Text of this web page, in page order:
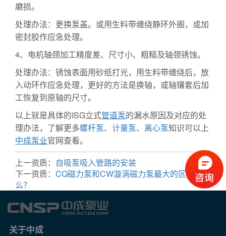
磨损。
处理办法：更换泵盖。或用生料带缠绕静环外圈，或加
密封胶作应急处理。
4、电机轴颈加工精度差、尺寸小、粗糙及轴颈锈蚀。
处理办法：锈蚀表面用砂纸打光，用生料带缠绕后，放
入动环作应急处理，更好的方法是换轴，或轴镶套后加
工恢复到原轴的尺寸。
以上就是具体的ISG立式管道泵的漏水原因及对应的处
理办法，了解更多螺杆泵、 计量泵、 离心泵知识可以上
中成泵业官网查看。
上一资质： 自吸泵吸入管路的安装
下一资质： CQ磁力泵和CW漩涡磁力泵最大的区别是什
么？
关于中成